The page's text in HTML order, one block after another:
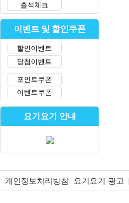
출석체크
이벤트 및 할인쿠폰
할인이벤트
당첨이벤트
포인트쿠폰
이벤트쿠폰
요기요기 안내
개인정보처리방침 요기요기 광고